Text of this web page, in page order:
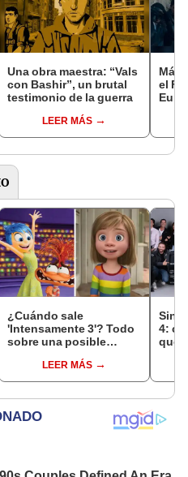
Una obra maestra: “Vals
con Bashir”, un brutal
testimonio de la guerra
LEER MÁS
Más
el
¿Cuándo sale
'Intensamente 3'? Todo
sobre una posible
LEER MÁS
Sin
4:
qué